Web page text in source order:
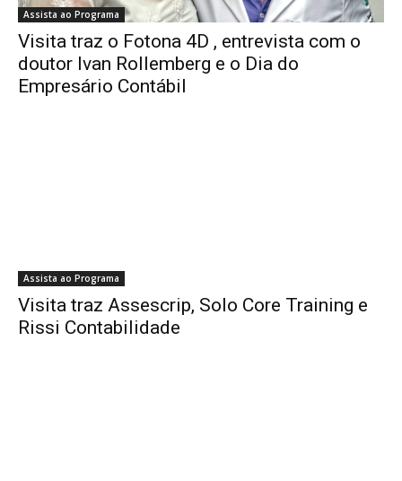
Assista ao Programa
Visita traz o Fotona 4D , entrevista com o
doutor Ivan Rollemberg e o Dia do
Empresário Contábil
Assista ao Programa
Visita traz Assescrip, Solo Core Training e
Rissi Contabilidade